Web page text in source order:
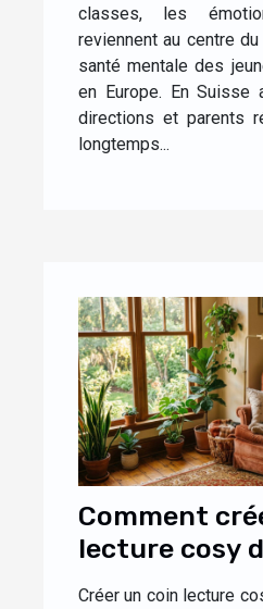
classes, les
reviennent au centre
santé mentale des
en Europe. En Suisse
directions et parents
longtemps...
Comment
lecture cosy
salon ?
Créer un coin lecture